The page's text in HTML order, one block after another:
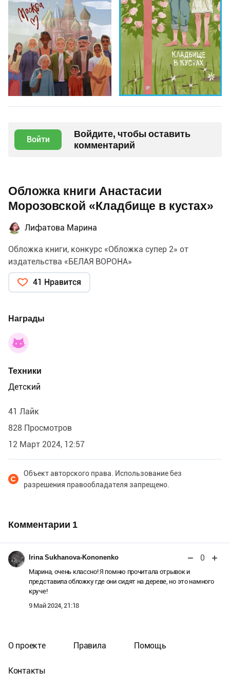
Войти
Войдите, чтобы оставить
комментарий
Обложка книги Анастасии
Морозовской «Кладбище в кустах»
Лифатова Марина
Обложка книги, конкурс «Обложка супер 2» от
издательства «БЕЛАЯ ВОРОНА»
41 Нравится
Награды
Техники
Детский
41 Лайк
828 Просмотров
12 Март 2024, 12:57
Объект авторского права. Использование без
разрешения правообладателя запрещено.
Комментарии 1
Irina Sukhanova-Kononenko 0
Марина, очень классно! Я помню прочитала отрывок и
представила обложку где они сидят на дереве, но это намного
круче!
9 Май 2024, 21:18
О проекте Правила Помощь
Контакты